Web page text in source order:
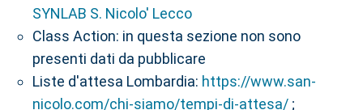
SYNLAB S. Nicolo' Lecco
Class Action: in questa sezione non sono
presenti dati da pubblicare
Liste d'attesa Lombardia: https://www.san-
nicolo.com/chi-siamo/tempi-di-attesa/ ;